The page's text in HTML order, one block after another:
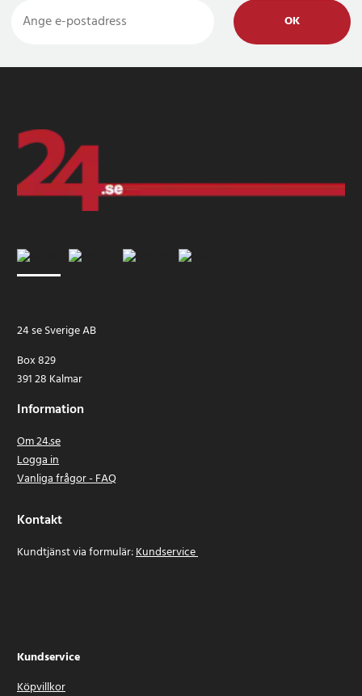
OK
24 se Sverige AB
Box 829
391 28 Kalmar
Information
Om 24.se
Logga in
Vanliga frågor - FAQ
Kontakt
Kundtjänst via formulär:Kundservice
Kundservice
Köpvillkor